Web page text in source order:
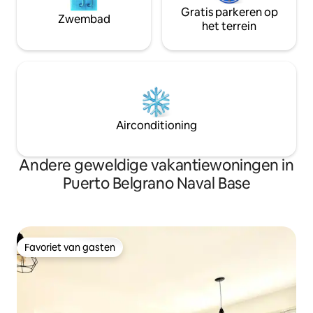
Zwembad
Gratis parkeren op
het terrein
Airconditioning
Andere geweldige vakantiewoningen in
Puerto Belgrano Naval Base
Favoriet van gasten
Favoriet van gasten